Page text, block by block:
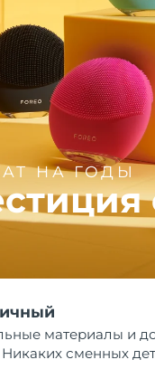
НА ГОДЫ
материалы и
сменных